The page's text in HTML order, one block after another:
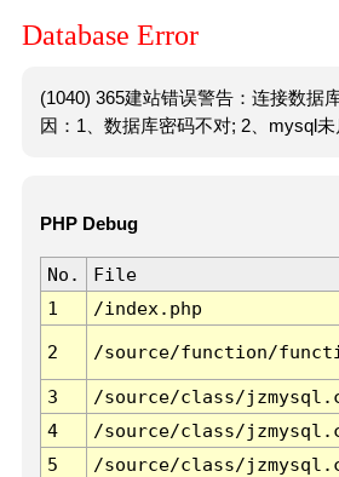
Database Error
(1040) 365建站错误警告：连接数据
因：1、数据库密码不对; 2、mysql未
PHP Debug
No. File
1
/index.php
2 /source/function/
3 /source/class/
4
/source/class/
5
/source/class/